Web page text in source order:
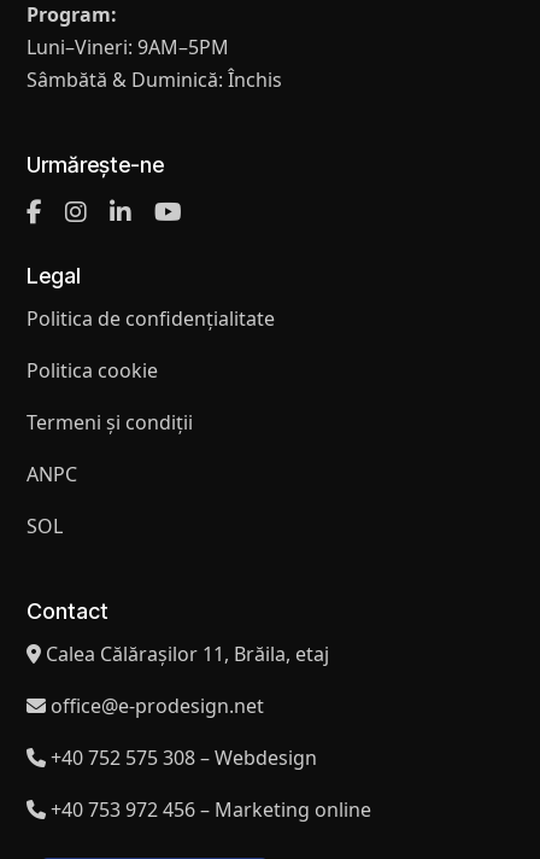
Program:
Luni–Vineri: 9AM–5PM
Sâmbătă & Duminică: Închis
Urmărește-ne
Legal
Politica de confidențialitate
Politica cookie
Termeni și condiții
ANPC
SOL
Contact
Calea Călărașilor 11, Brăila, etaj
office@e-prodesign.net
+40 752 575 308 – Webdesign
+40 753 972 456 – Marketing online